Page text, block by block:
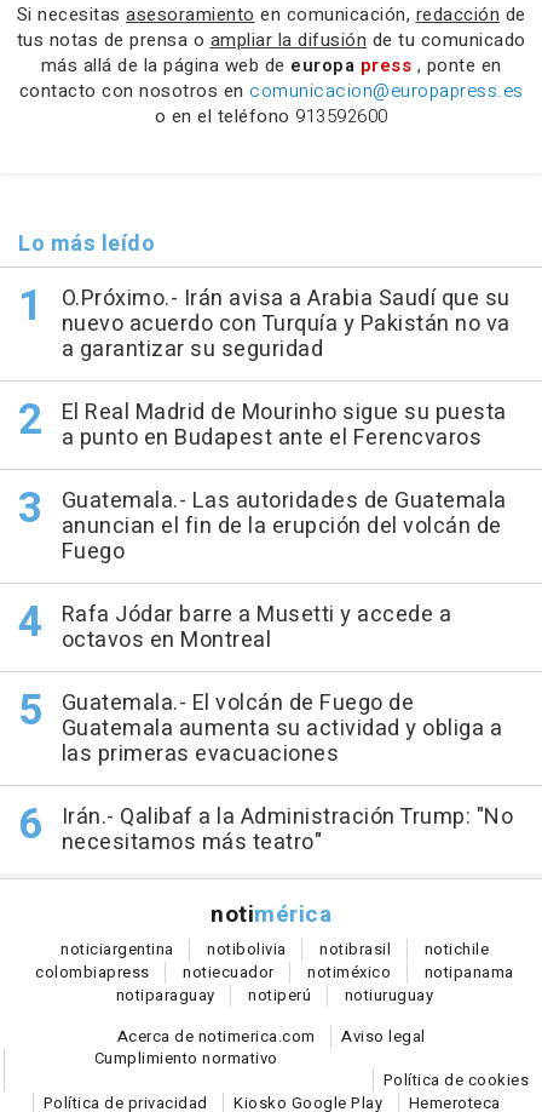
Si necesitas asesoramiento en comunicación, redacción de
tus notas de prensa o ampliar la difusión de tu comunicado
más allá de la página web de europa press , ponte en
contacto con nosotros en comunicacion@europapress.es
o en el teléfono 913592600
Lo más leído
O.Próximo.- Irán avisa a Arabia Saudí que su
nuevo acuerdo con Turquía y Pakistán no va
a garantizar su seguridad
El Real Madrid de Mourinho sigue su puesta
a punto en Budapest ante el Ferencvaros
Guatemala.- Las autoridades de Guatemala
anuncian el fin de la erupción del volcán de
Fuego
Rafa Jódar barre a Musetti y accede a
octavos en Montreal
Guatemala.- El volcán de Fuego de
Guatemala aumenta su actividad y obliga a
las primeras evacuaciones
Irán.- Qalibaf a la Administración Trump: "No
necesitamos más teatro"
notimérica
noticiargentina notibolivia notibrasil notichile
colombiapress notiecuador notiméxico notipanama
notiparaguay notiperú notiuruguay
Acerca de notimerica.com
Aviso legal
Cumplimiento normativo
Política de cookies
Política de privacidad
Kiosko Google Play Hemeroteca